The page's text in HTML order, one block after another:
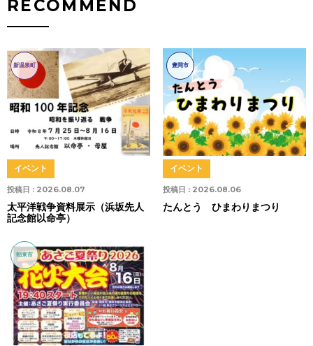
RECOMMEND
新温泉町
投稿日 : 2026.08.07
イベント
太平洋戦争資料展示（浜坂先人
記念館以命亭）
豊岡市
投稿日 : 2026.08.06
イベント
たんとう ひまわりまつり
朝来市